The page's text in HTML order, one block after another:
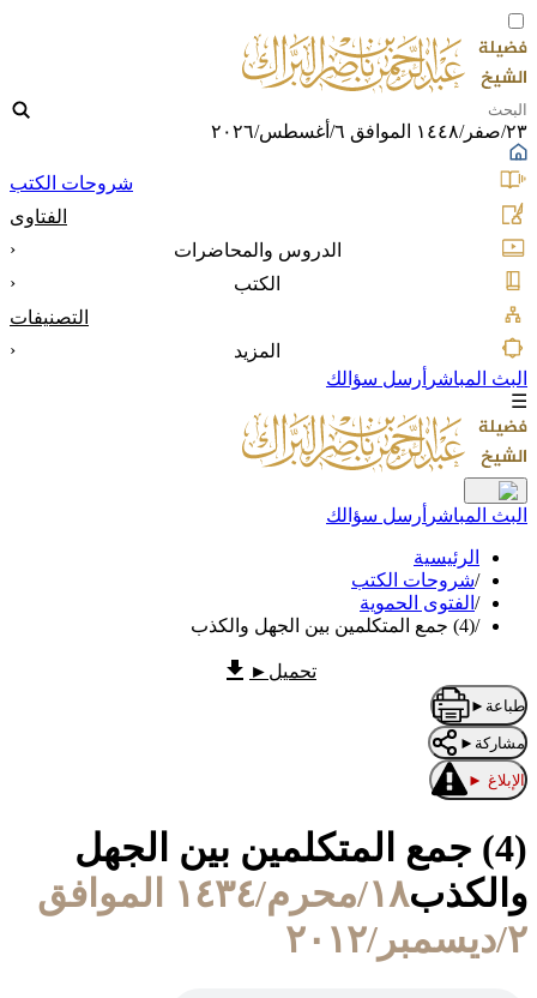
٢٣/صفر/١٤٤٨ الموافق ٦/أغسطس/٢٠٢٦
شروحات الكتب
الفتاوى
الدروس والمحاضرات
‹
الكتب
‹
التصنيفات
المزيد
‹
البث المباشر أرسل سؤالك
☰
البث المباشر أرسل سؤالك
الرئيسية
/شروحات الكتب
/ الفتوى الحموية
/(4) جمع المتكلمين بين الجهل والكذب
تحميل ►
طباعة ►
مشاركة ►
الإبلاغ ►
(4) جمع المتكلمين بين الجهل
والكذب
١٨/محرم/١٤٣٤ الموافق
٢/ديسمبر/٢٠١٢